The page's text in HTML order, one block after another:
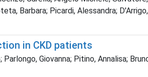
Barbara; Picardi, Alessandra;
in CKD patients
Giovanna; Pitino, Annalisa;